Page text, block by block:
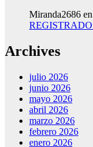
Miranda2686 en
Archives
julio 2026
junio 2026
mayo 2026
abril 2026
marzo 2026
febrero 2026
enero 2026